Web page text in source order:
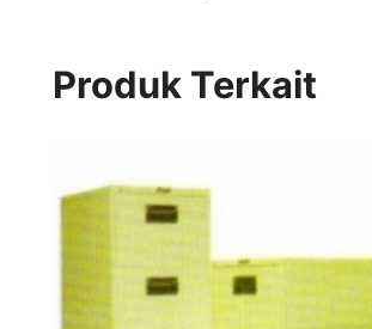
Produk Terkait